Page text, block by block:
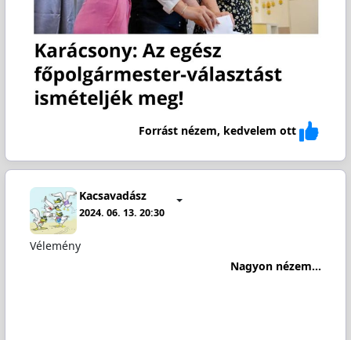
Forrást nézem, kedvelem ott
Kacsavadász
2024. 06. 13. 20:30
Vélemény
Nagyon nézem...